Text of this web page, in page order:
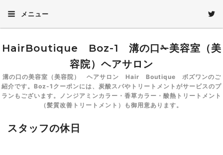
メニュー
HairBoutique Boz-1 溝の口✁美容室（美
容院）ヘアサロン
溝の口の美容室（美容院） ヘアサロン Hair Boutique ボズワンのご
紹介です。Boz-1クーポンには、炭酸スパやトリートメントがサービスのプ
ランもございます。ノンジアミンカラー・香草カラー・酸熱トリートメント
（髪質改善トリートメント）も御用意あります。
スタッフの休日